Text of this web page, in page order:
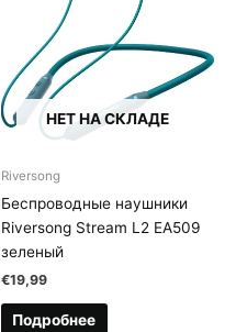
НЕТ НА СКЛАДЕ
Riversong
Беспроводные наушники
Riversong Stream L2 EA509
зеленый
€19,99
Подробнее